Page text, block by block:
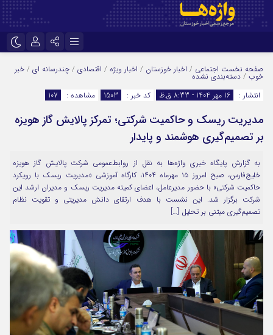
اینستاگرام
تلگرام
سروش
ایتا
اپلیکیشن
مرا به خاطر بسپار
صفحه نخست اجتماعی / اخبار خوزستان / اخبار ویژه / اقتصادی / چندرسانه ای / خبر
خوب / دسته‌بندی نشده
انتشار :
16 مهر 1404 - 8:33 ق.ظ کد خبر : 1503 مشاهده : 107
مدیریت ریسک و حاکمیت شرکتی؛ تمرکز پالایش گاز هویزه
بر تصمیم‌گیری هوشمند و پایدار
به گزارش پایگاه خبری واژه‌ها به نقل از روابط‌عمومی شرکت پالایش گاز هویزه
خلیج‌فارس، صبح امروز ۱۵ مهرماه ۱۴۰۴، کارگاه آموزشی «مدیریت ریسک با رویکرد
حاکمیت شرکتی» با حضور مدیرعامل، اعضای کمیته مدیریت ریسک و مدیران ارشد این
شرکت برگزار شد. این نشست با هدف ارتقای دانش مدیریتی و تقویت نظام
تصمیم‌گیری مبتنی بر تحلیل […]